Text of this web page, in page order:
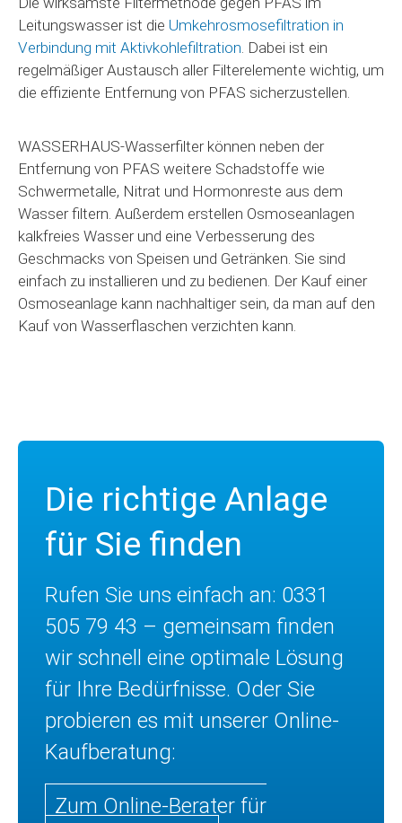
Leitungswasser ist die Umkehrosmosefiltration in
Verbindung mit Aktivkohlefiltration . Dabei ist ein
regelmäßiger Austausch aller Filterelemente wichtig, um
die effiziente Entfernung von PFAS sicherzustellen.
WASSERHAUS-Wasserfilter können neben der
Entfernung von PFAS weitere Schadstoffe wie
Schwermetalle, Nitrat und Hormonreste aus dem
Wasser filtern. Außerdem erstellen Osmoseanlagen
kalkfreies Wasser und eine Verbesserung des
Geschmacks von Speisen und Getränken. Sie sind
einfach zu installieren und zu bedienen. Der Kauf einer
Osmoseanlage kann nachhaltiger sein, da man auf den
Kauf von Wasserflaschen verzichten kann.
Die richtige Anlage
für Sie finden
Rufen Sie uns einfach an: 0331
505 79 43 – gemeinsam finden
wir schnell eine optimale Lösung
für Ihre Bedürfnisse. Oder Sie
probieren es mit unserer Online-
Kaufberatung:
Zum Online-Berater für